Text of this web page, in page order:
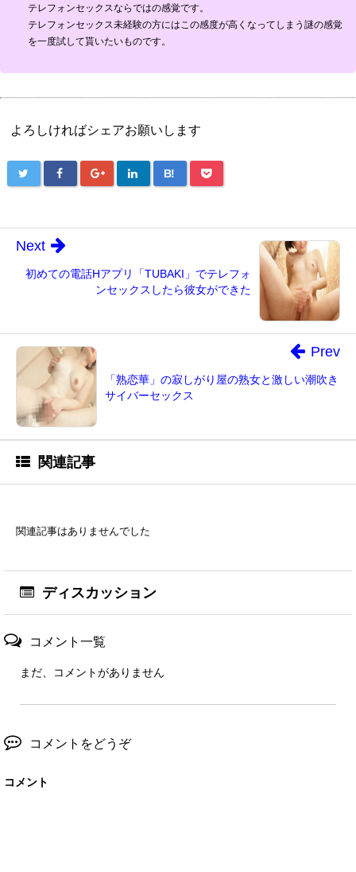
テレフォンセックスならではの感覚です。
テレフォンセックス未経験の方にはこの感度が高くなってしまう謎の感覚
を一度試して貰いたいものです。
よろしければシェアお願いします
B!
初めての電話Hアプリ「TUBAKI」でテレフォ
ンセックスしたら彼女ができた
Next
「熟恋華」の寂しがり屋の熟女と激しい潮吹き
サイバーセックス
Prev
関連記事
関連記事はありませんでした
ディスカッション
コメント一覧
まだ、コメントがありません
コメントをどうぞ
コメント